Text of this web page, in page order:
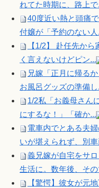
れてた時期に、路上で
40度近い熱と頭痛
付嬢が「予約のない人
【1/2】 赴任先か
く言えないけどピン...
兄嫁「正月に帰る
お風呂グッズの準備し
1/2私「お義母さん
にするな！」「確か...
電車内でとある夫
いが堪えられず、別車
義兄嫁が自宅をサ
生活に。数年後、その
【驚愕】彼女が元